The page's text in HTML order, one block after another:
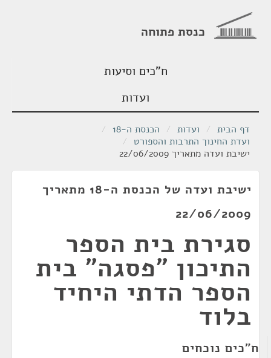
כנסת פתוחה
ח"כים וסיעות
ועדות
דף הבית / ועדות / הכנסת ה-18
/
ועדת החינוך התרבות והספורט /
ישיבת ועדה מתאריך 22/06/2009
ישיבת ועדה של הכנסת ה-18 מתאריך
22/06/2009
סגירת בית הספר
התיכון "פסגה" בית
הספר הדתי היחיד
בלוד
ח"כים נוכחים